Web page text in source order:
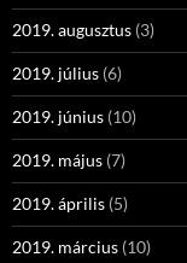
2019. augusztus (3)
2019. július (6)
2019. június (10)
2019. május (7)
2019. április (5)
2019. március (10)